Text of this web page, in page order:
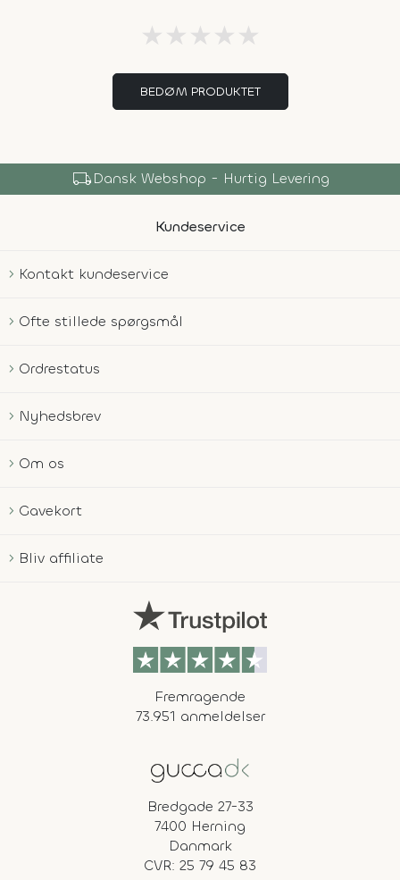
★ ★ ★ ★ ★
BEDØM PRODUKTET
local_shippingDansk Webshop - Hurtig Levering
Kundeservice
Kontakt kundeservice
Ofte stillede spørgsmål
Ordrestatus
Nyhedsbrev
Om os
Gavekort
Bliv affiliate
Fremragende
73.951 anmeldelser
Bredgade 27-33
7400 Herning
Danmark
CVR: 25 79 45 83